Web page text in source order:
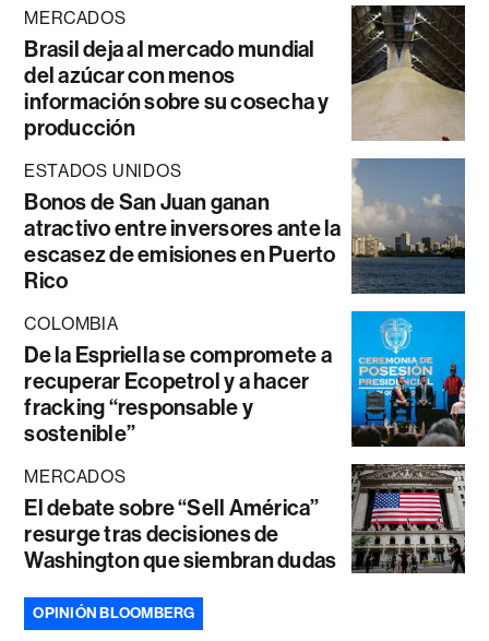
MERCADOS
Brasil deja al mercado mundial
del azúcar con menos
información sobre su cosecha y
producción
ESTADOS UNIDOS
Bonos de San Juan ganan
atractivo entre inversores ante la
escasez de emisiones en Puerto
Rico
COLOMBIA
De la Espriella se compromete a
recuperar Ecopetrol y a hacer
fracking “responsable y
sostenible”
MERCADOS
El debate sobre “Sell América”
resurge tras decisiones de
Washington que siembran dudas
OPINIÓN BLOOMBERG